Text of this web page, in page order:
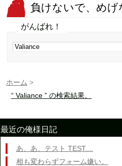
負けないで、めげ
がんばれ！
ホーム >
“ Valiance ” の検索結果。
最近の俺様日記
あ、あ、テスト TEST....
相も変わらずフォーム嫌い。